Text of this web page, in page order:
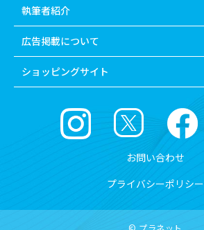
執筆者紹介
広告掲載について
ショッピングサイト
お問い合わせ
プライバシーポリシー
© プラネット